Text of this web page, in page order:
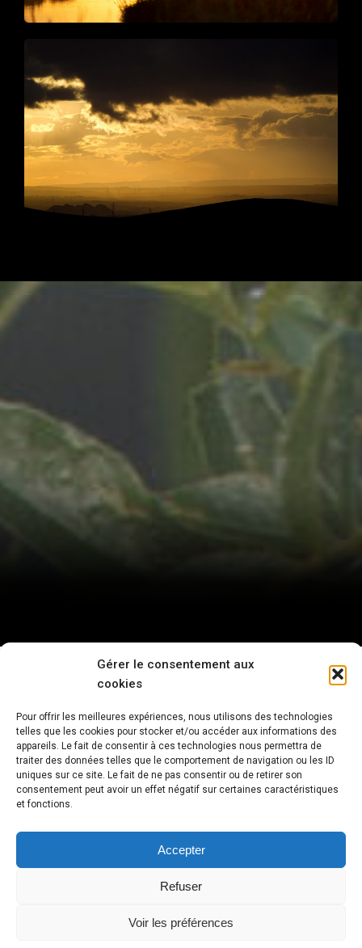
Gérer le consentement aux
cookies
Pour offrir les meilleures expériences, nous utilisons des technologies
telles que les cookies pour stocker et/ou accéder aux informations des
appareils. Le fait de consentir à ces technologies nous permettra de
traiter des données telles que le comportement de navigation ou les ID
uniques sur ce site. Le fait de ne pas consentir ou de retirer son
consentement peut avoir un effet négatif sur certaines caractéristiques
et fonctions.
Accepter
Refuser
Voir les préférences
“Dans la photographie il y a une réalité si subtile
qu’il devient plus réel que la réalité.”